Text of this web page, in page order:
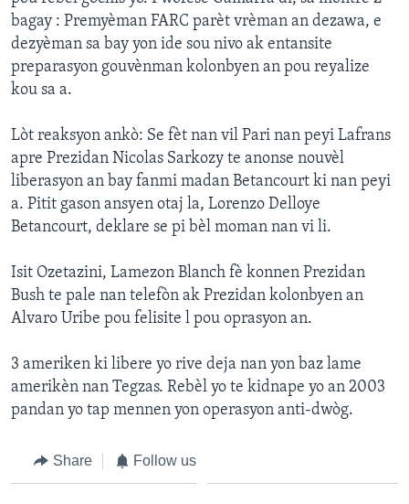
bagay : Premyèman FARC parèt vrèman an dezawa, e
dezyèman sa bay yon ide sou nivo ak entansite
preparasyon gouvènman kolonbyen an pou reyalize
kou sa a.
Lòt reaksyon ankò: Se fèt nan vil Pari nan peyi Lafrans
apre Prezidan Nicolas Sarkozy te anonse nouvèl
liberasyon an bay fanmi madan Betancourt ki nan peyi
a. Pitit gason ansyen otaj la, Lorenzo Delloye
Betancourt, deklare se pi bèl moman nan vi li.
Isit Ozetazini, Lamezon Blanch fè konnen Prezidan
Bush te pale nan telefòn ak Prezidan kolonbyen an
Alvaro Uribe pou felisite l pou oprasyon an.
3 ameriken ki libere yo rive deja nan yon baz lame
amerikèn nan Tegzas. Rebèl yo te kidnape yo an 2003
pandan yo tap mennen yon operasyon anti-dwòg.
Share Follow us